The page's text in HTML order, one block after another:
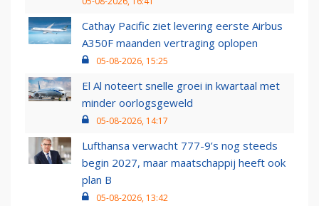
Cathay Pacific ziet levering eerste Airbus
A350F maanden vertraging oplopen
05-08-2026, 15:25
El Al noteert snelle groei in kwartaal met
minder oorlogsgeweld
05-08-2026, 14:17
Lufthansa verwacht 777-9’s nog steeds
begin 2027, maar maatschappij heeft ook
plan B
05-08-2026, 13:42